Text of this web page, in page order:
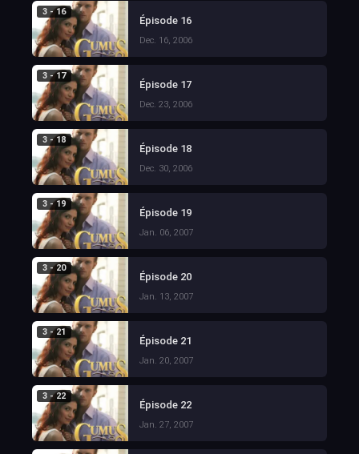
3 - 16
Épisode 16
Dec. 16, 2006
3 - 17
Épisode 17
Dec. 23, 2006
3 - 18
Épisode 18
Dec. 30, 2006
3 - 19
Épisode 19
Jan. 06, 2007
3 - 20
Épisode 20
Jan. 13, 2007
3 - 21
Épisode 21
Jan. 20, 2007
3 - 22
Épisode 22
Jan. 27, 2007